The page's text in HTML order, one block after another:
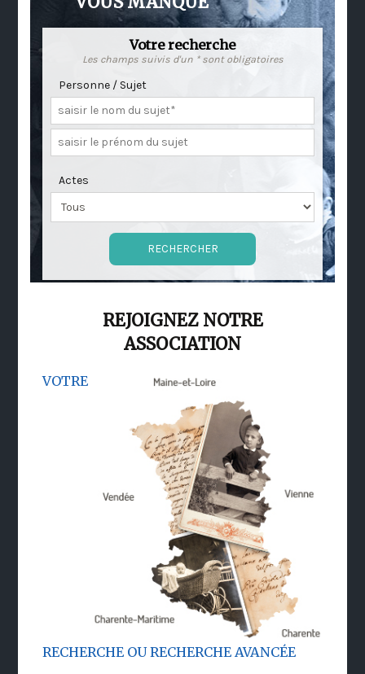
Votre recherche
Les champs suivis d'un * sont obligatoires
Personne / Sujet
Actes
REJOIGNEZ NOTRE
ASSOCIATION
VOTRE
RECHERCHE OU RECHERCHE AVANCÉE